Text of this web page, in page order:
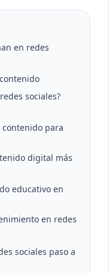
en redes
sociales?
para
digital más
educativo en
en redes
sociales paso a